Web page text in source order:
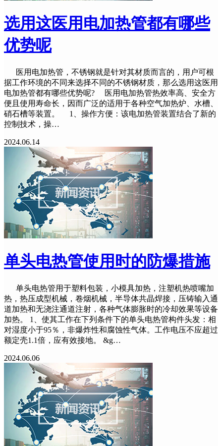
选用这医用电加热管都有哪些
优势呢
医用电加热管，不锈钢就是针对其材质而言的，用户可根
据工作环境的不同来选择不同的不锈钢材质，那么选用这医用
电加热管都有哪些优势呢? 医用电加热管热效率高、安全方
便且使用寿命长，因而广泛的适用于各种空气加热炉、水槽、
硝石槽等装置。 1、操作方便：该电加热管装置结合了新的
控制技术，操…
2024.06.14
单头电热管使用时的防爆措施
单头电热管用于塑料包装，小模具加热，注塑机热喷嘴加
热，热压成型机械，卷烟机械，半导体共晶焊接，压铸输入通
道加热和无浇注通道注射，各种气体膨胀时的冷却效果等设备
加热。 1、使其工作在下列条件下的单头电热管构件头发：相
对湿度小于95％，非爆炸性和腐蚀性气体。工作电压不应超过
额定壳1.1倍，应有效接地。 &g…
2024.06.06